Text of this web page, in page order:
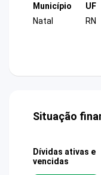
Município
Natal
UF
RN
Situação
Dívidas ativas e
vencidas